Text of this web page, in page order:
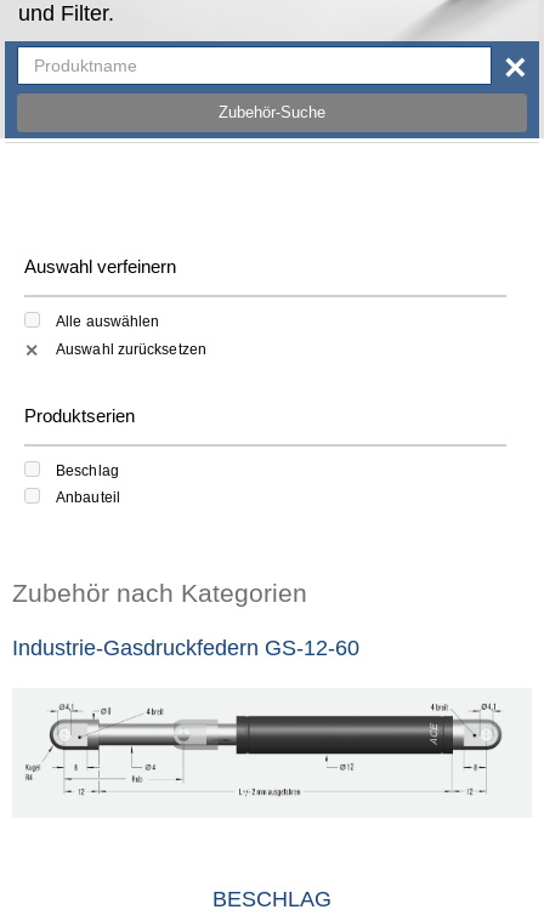
und Filter.
Zubehör-Suche
×
Auswahl verfeinern
Alle auswählen
✕ Auswahl zurücksetzen
Produktserien
Beschlag
Anbauteil
Zubehör nach Kategorien
Industrie-Gasdruckfedern GS-12-60
BESCHLAG